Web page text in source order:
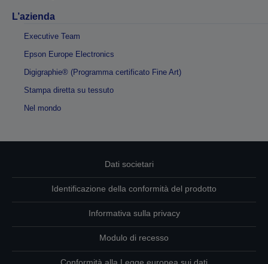
L’azienda
Executive Team
Epson Europe Electronics
Digigraphie® (Programma certificato Fine Art)
Stampa diretta su tessuto
Nel mondo
Dati societari
Identificazione della conformità del prodotto
Informativa sulla privacy
Modulo di recesso